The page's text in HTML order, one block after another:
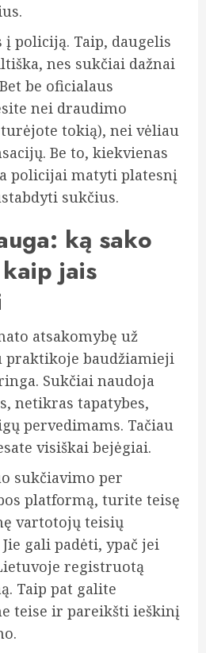
policiją. Taip, daugelis
nes sukčiai dažnai
be oficialaus
nei draudimo
tokią), nei vėliau
Be to, kiekvienas
policijai matyti platesnį
sukčius.
ką sako
jais
atsakomybę už
praktikoje baudžiamieji
Sukčiai naudoja
netikras tapatybes,
pervedimams. Tačiau
visiškai bejėgiai.
sukčiavimo per
platformą, turite teisę
vartotojų teisių
gali padėti, ypač jei
registruotą
Taip pat galite
teise ir pareikšti ieškinį